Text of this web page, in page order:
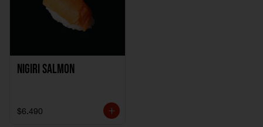
Nigiri Salmon
$6.490